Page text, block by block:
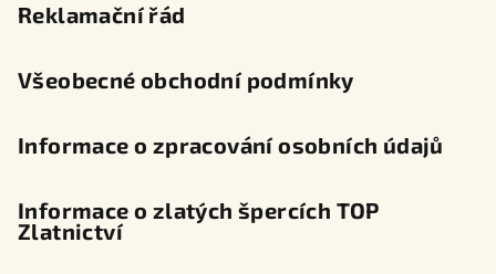
Reklamační řád
Všeobecné obchodní podmínky
Informace o zpracování osobních údajů
Informace o zlatých špercích TOP
Zlatnictví